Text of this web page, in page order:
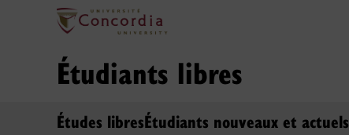
Étudiants libres
Études libresÉtudiants nouveaux et actuels